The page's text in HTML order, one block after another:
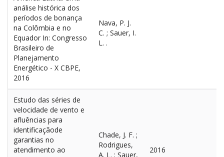
análise histórica dos
períodos de bonança
na Colômbia e no
Equador In: Congresso
Brasileiro de
Planejamento
Energético - X CBPE,
2016
Nava, P. J.
C. ; Sauer, I.
L. .
Estudo das séries de
velocidade de vento e
afluências para
identificaçãode
garantias no
atendimento ao
Chade, J. F. ;
Rodrigues,
A. L. ; Sauer,
2016